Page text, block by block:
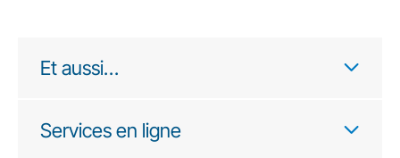
Et aussi…
Services en ligne